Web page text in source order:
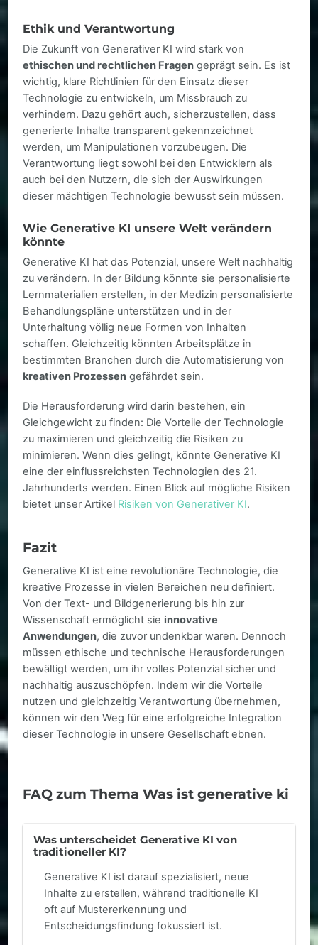
Ethik und Verantwortung
Die Zukunft von Generativer KI wird stark von
ethischen und rechtlichen Fragen geprägt sein. Es ist
wichtig, klare Richtlinien für den Einsatz dieser
Technologie zu entwickeln, um Missbrauch zu
verhindern. Dazu gehört auch, sicherzustellen, dass
generierte Inhalte transparent gekennzeichnet
werden, um Manipulationen vorzubeugen. Die
Verantwortung liegt sowohl bei den Entwicklern als
auch bei den Nutzern, die sich der Auswirkungen
dieser mächtigen Technologie bewusst sein müssen.
Wie Generative KI unsere Welt verändern
könnte
Generative KI hat das Potenzial, unsere Welt nachhaltig
zu verändern. In der Bildung könnte sie personalisierte
Lernmaterialien erstellen, in der Medizin personalisierte
Behandlungspläne unterstützen und in der
Unterhaltung völlig neue Formen von Inhalten
schaffen. Gleichzeitig könnten Arbeitsplätze in
bestimmten Branchen durch die Automatisierung von
kreativen Prozessen gefährdet sein.
Die Herausforderung wird darin bestehen, ein
Gleichgewicht zu finden: Die Vorteile der Technologie
zu maximieren und gleichzeitig die Risiken zu
minimieren. Wenn dies gelingt, könnte Generative KI
eine der einflussreichsten Technologien des 21.
Jahrhunderts werden. Einen Blick auf mögliche Risiken
bietet unser Artikel Risiken von Generativer KI.
Fazit
Generative KI ist eine revolutionäre Technologie, die
kreative Prozesse in vielen Bereichen neu definiert.
Von der Text- und Bildgenerierung bis hin zur
Wissenschaft ermöglicht sie innovative
Anwendungen, die zuvor undenkbar waren. Dennoch
müssen ethische und technische Herausforderungen
bewältigt werden, um ihr volles Potenzial sicher und
nachhaltig auszuschöpfen. Indem wir die Vorteile
nutzen und gleichzeitig Verantwortung übernehmen,
können wir den Weg für eine erfolgreiche Integration
dieser Technologie in unsere Gesellschaft ebnen.
FAQ zum Thema Was ist generative ki
Was unterscheidet Generative KI von
traditioneller KI?
Generative KI ist darauf spezialisiert, neue
Inhalte zu erstellen, während traditionelle KI
oft auf Mustererkennung und
Entscheidungsfindung fokussiert ist.